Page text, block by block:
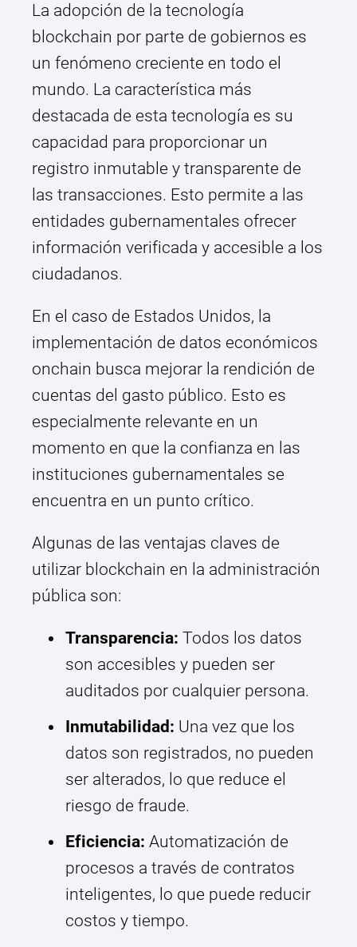
La adopción de la tecnología
blockchain por parte de gobiernos es
un fenómeno creciente en todo el
mundo. La característica más
destacada de esta tecnología es su
capacidad para proporcionar un
registro inmutable y transparente de
las transacciones. Esto permite a las
entidades gubernamentales ofrecer
información verificada y accesible a los
ciudadanos.
En el caso de Estados Unidos, la
implementación de datos económicos
onchain busca mejorar la rendición de
cuentas del gasto público. Esto es
especialmente relevante en un
momento en que la confianza en las
instituciones gubernamentales se
encuentra en un punto crítico.
Algunas de las ventajas claves de
utilizar blockchain en la administración
pública son:
Transparencia: Todos los datos
son accesibles y pueden ser
auditados por cualquier persona.
Inmutabilidad: Una vez que los
datos son registrados, no pueden
ser alterados, lo que reduce el
riesgo de fraude.
Eficiencia: Automatización de
procesos a través de contratos
inteligentes, lo que puede reducir
costos y tiempo.